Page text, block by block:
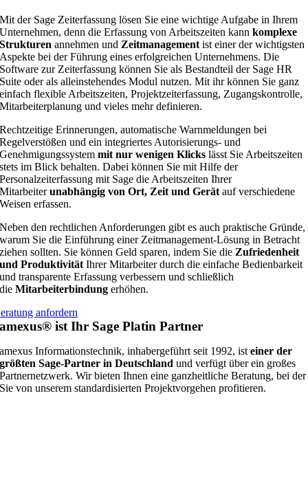
Mit der Sage Zeiterfassung lösen Sie eine wichtige Aufgabe in Ihrem
Unternehmen, denn die Erfassung von Arbeitszeiten kannkomplexe
Strukturen annehmen und Zeitmanagement ist einer der wichtigsten
Aspekte bei der Führung eines erfolgreichen Unternehmens. Die
Software zur Zeiterfassung können Sie als Bestandteil der Sage HR
Suite oder als alleinstehendes Modul nutzen. Mit ihr können Sie ganz
einfach flexible Arbeitszeiten, Projektzeiterfassung, Zugangskontrolle,
Mitarbeiterplanung und vieles mehr definieren.
Rechtzeitige Erinnerungen, automatische Warnmeldungen bei
Regelverstößen und ein integriertes Autorisierungs- und
Genehmigungssystemmit nur wenigen Klicks lässt Sie Arbeitszeiten
stets im Blick behalten. Dabei können Sie mit Hilfe der
Personalzeiterfassung mit Sage die Arbeitszeiten Ihrer
Mitarbeiterunabhängig von Ort, Zeit und Gerät auf verschiedene
Weisen erfassen.
Neben den rechtlichen Anforderungen gibt es auch praktische Gründe,
warum Sie die Einführung einer Zeitmanagement-Lösung in Betracht
ziehen sollten. Sie können Geld sparen, indem Sie die Zufriedenheit
und Produktivität Ihrer Mitarbeiter durch die einfache Bedienbarkeit
und transparente Erfassung verbessern und schließlich
dieMitarbeiterbindung erhöhen.
anfordern
amexus® ist Ihr Sage Platin Partner
amexus Informationstechnik, inhabergeführt seit 1992, isteiner der
größten Sage-Partner in Deutschland und verfügt über ein großes
Partnernetzwerk. Wir bieten Ihnen eine ganzheitliche Beratung, bei der
Sie von unserem standardisierten Projektvorgehen profitieren.